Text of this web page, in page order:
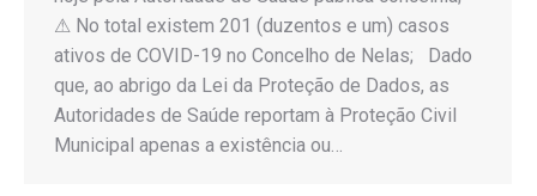
⚠ No total existem 201 (duzentos e um) casos
ativos de COVID-19 no Concelho de Nelas; Dado
que, ao abrigo da Lei da Proteção de Dados, as
Autoridades de Saúde reportam à Proteção Civil
Municipal apenas a existência ou…